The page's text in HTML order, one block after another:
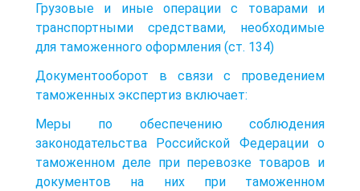
Грузовые и иные операции с товарами и
транспортными средствами, необходимые
для таможенного оформления (ст. 134)
Документооборот в связи с проведением
таможенных экспертиз включает:
Меры по обеспечению соблюдения
законодательства Российской Федерации о
таможенном деле при перевозке товаров и
документов на них при таможенном